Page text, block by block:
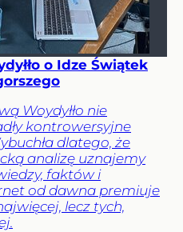
o Idze Świątek
Woydyłło nie
kontrowersyjne
dlatego, że
analizę uznajemy
faktów i
od dawna premiuje
lecz tych,